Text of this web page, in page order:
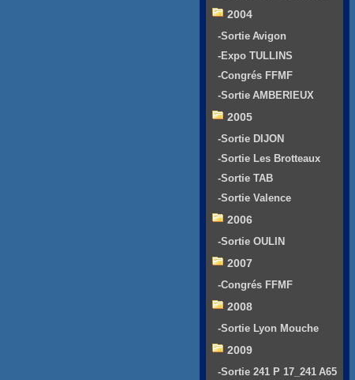
2004
-Sortie Avigon
-Expo TULLINS
-Congrés FFMF
-Sortie AMBERIEUX
2005
-Sortie DIJON
-Sortie Les Brotteaux
-Sortie TAB
-Sortie Valence
2006
-Sortie OULIN
2007
-Congrés FFMF
2008
-Sortie Lyon Mouche
2009
-Sortie 241 P 17_241 A65